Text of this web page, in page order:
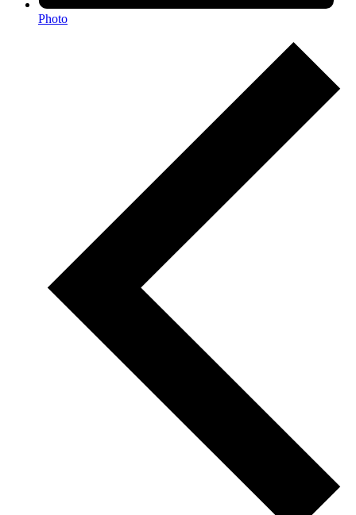
Photo